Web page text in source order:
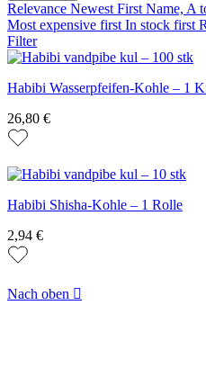
PRICE
Relevance Newest FirstName, A
Most expensive firstIn stock first
Filter
Habibi Wasserpfeifen-Kohle – 1
26,80 €
Habibi Shisha-Kohle – 1 Rolle
2,94 €
Nach oben 